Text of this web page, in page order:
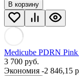
В корзину
Medicube PDRN
3 700 руб.
Экономия -2 846,15